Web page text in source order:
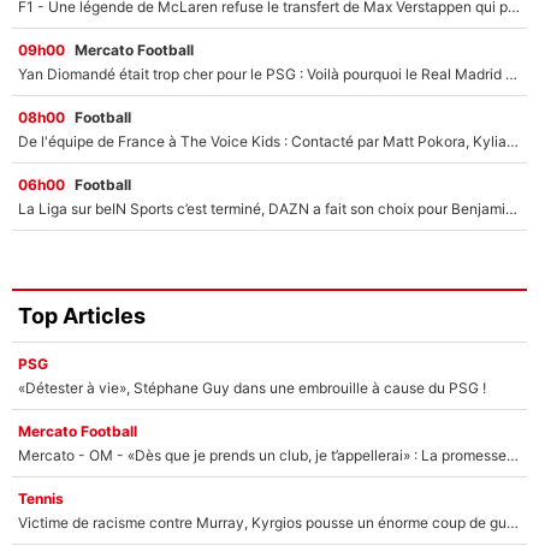
F1 - Une légende de McLaren refuse le transfert de Max Verstappen qui pourrait «faire des vagues» et plomber l'ambiance dans l'équipe
09h00 Mercato Football
Yan Diomandé était trop cher pour le PSG : Voilà pourquoi le Real Madrid a accepté de payer la somme record de 140M€ pour boucler son transfert !
08h00 Football
De l'équipe de France à The Voice Kids : Contacté par Matt Pokora, Kylian Mbappé a accepté de jouer un rôle inédit sur TF1 !
06h00 Football
La Liga sur beIN Sports c’est terminé, DAZN a fait son choix pour Benjamin Da Silva et Omar Da Fonseca !
Top Articles
PSG
«Détester à vie», Stéphane Guy dans une embrouille à cause du PSG !
Mercato Football
Mercato - OM - «Dès que je prends un club, je t’appellerai» : La promesse de Marcelino au moment de claquer la porte
Tennis
Victime de racisme contre Murray, Kyrgios pousse un énorme coup de gueule !